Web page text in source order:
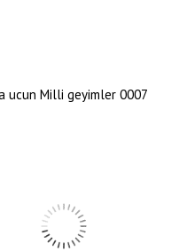
ucun Milli geyimler 0007